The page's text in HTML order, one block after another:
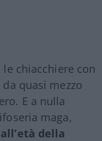
le chiacchiere con
quasi mezzo
E a nulla
maga,
della